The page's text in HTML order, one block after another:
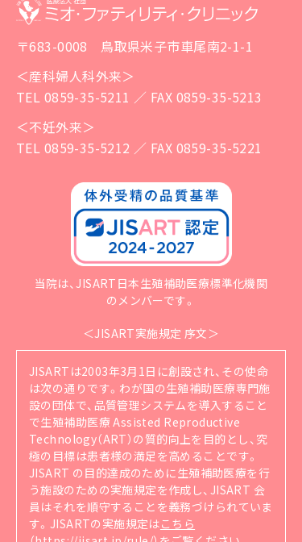
〒683-0008 鳥取県米子市車尾南2-1-1
＜産科婦人科外来＞
TEL 0859-35-5211 ／ FAX 0859-35-5213
＜不妊外来＞
TEL 0859-35-5212 ／ FAX 0859-35-5221
当院は、JISART日本生殖補助医療標準化機関
のメンバーです。
＜JISART実施規定 序文＞
JISARTは2003年3月1日に創設され、その使命
は次の通りです。 わが国の生殖補助医療専門施
設の団体で、品質管理システムを導入すること
で生殖補助医療 Assisted Reproductive
Technology（ART）の質的向上を目的とし、究
極の目標は患者様の満足を高めることです。
JISART の目的達成のために生殖補助医療を行
う施設のための実施規定を作成し、JISART 会
員はそれを順守することを義務づけられていま
す。 JISARTの実施規定はこちら